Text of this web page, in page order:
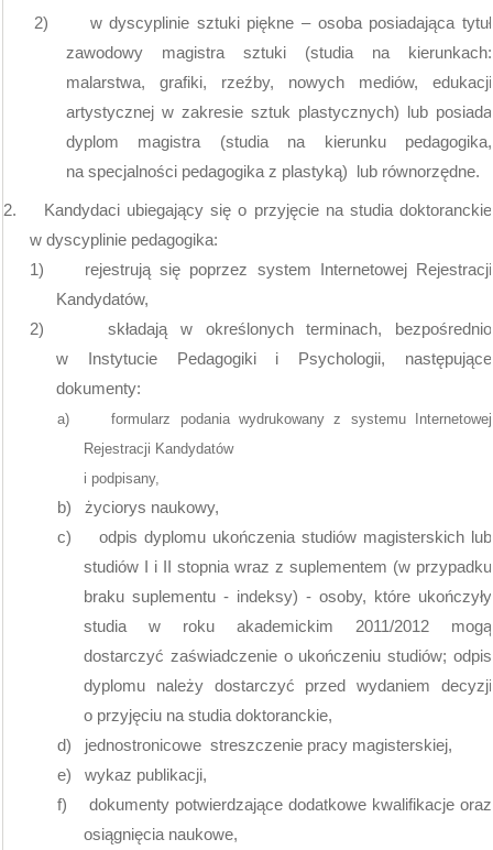
2)
w dyscyplinie sztuki piękne – osoba posiadająca tytuł
zawodowy magistra sztuki (studia na kierunkach:
malarstwa, grafiki, rzeźby, nowych mediów, edukacji
artystycznej w zakresie sztuk plastycznych) lub posiada
dyplom magistra (studia na kierunku pedagogika,
na specjalności pedagogika z plastyką)
lub równorzędne.
2.
Kandydaci ubiegający się o przyjęcie na studia doktoranckie
w dyscyplinie pedagogika:
1)
rejestrują się poprzez system Internetowej Rejestracji
Kandydatów,
2)
składają w określonych terminach, bezpośrednio
w Instytucie Pedagogiki i Psychologii, następujące
dokumenty:
a)
formularz podania wydrukowany z systemu Internetowej
Rejestracji Kandydatów
i podpisany,
b)
życiorys naukowy,
c)
odpis dyplomu ukończenia studiów magisterskich lub
studiów I i II stopnia wraz z suplementem (w przypadku
braku suplementu - indeksy) - osoby, które ukończyły
studia w roku akademickim 2011/2012 mogą
dostarczyć zaświadczenie o ukończeniu studiów; odpis
dyplomu należy dostarczyć przed wydaniem decyzji
o przyjęciu na studia doktoranckie,
d)
jednostronicowe streszczenie pracy magisterskiej,
e)
wykaz publikacji,
f)
dokumenty potwierdzające dodatkowe kwalifikacje oraz
osiągnięcia naukowe,